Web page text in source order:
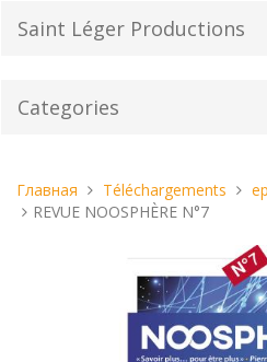
Saint Léger Productions
Categories
Вы
находитесь
Главная Téléchargements
REVUE NOOSPHÈRE N°7